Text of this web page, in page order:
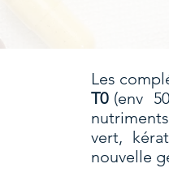
Les
T0(env
vert,
nouvelle